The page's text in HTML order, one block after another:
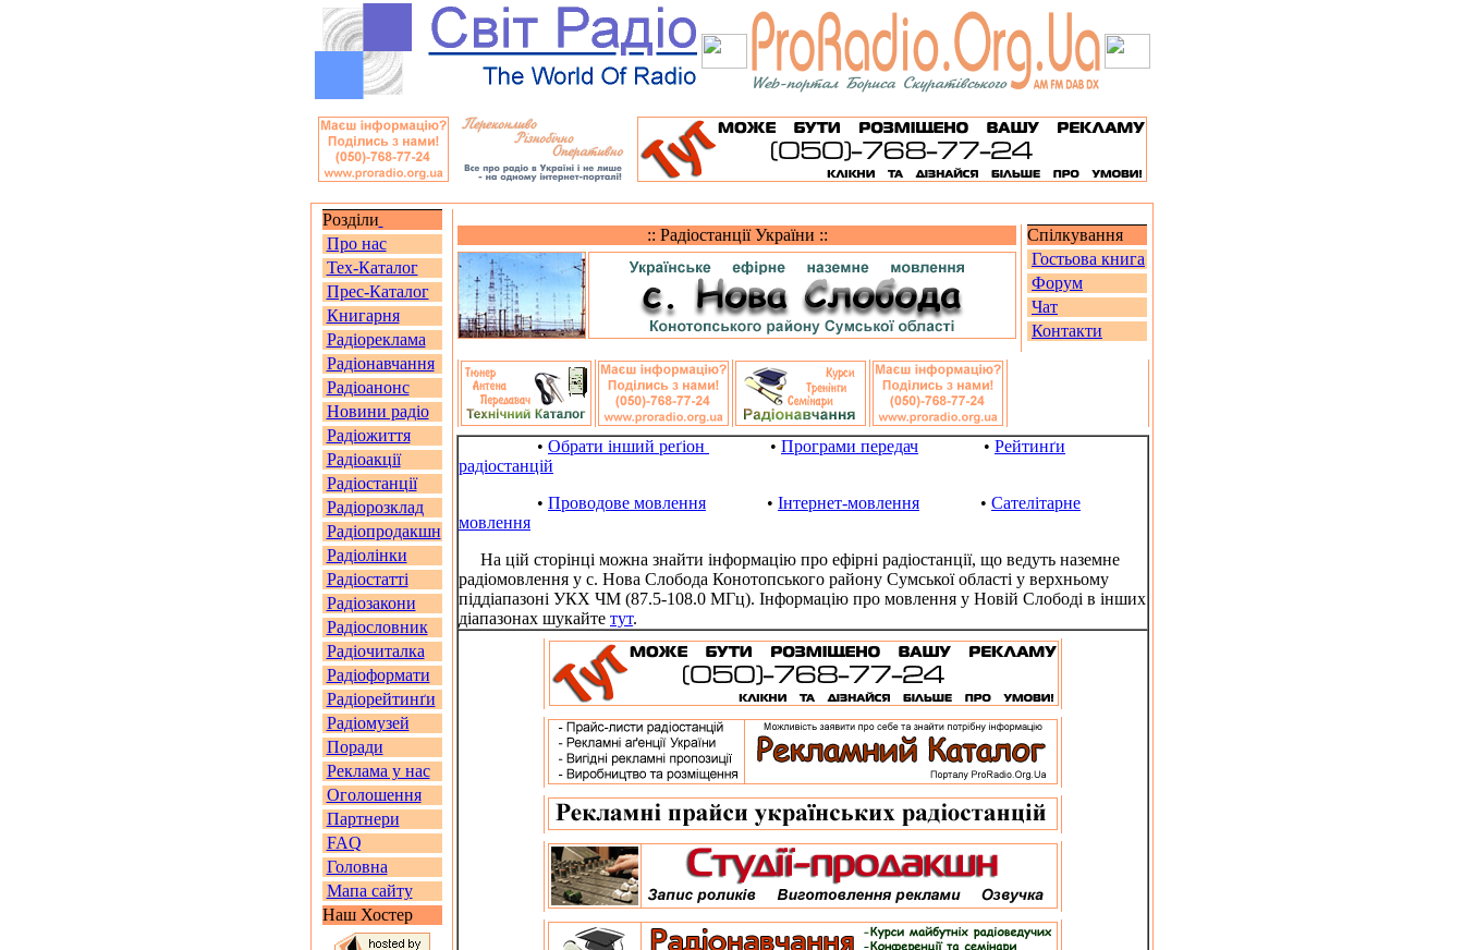
Розділи
Про нас
Тех-Каталог
Прес-Каталог
Книгарня
Радіореклама
Радіонавчання
Радіоанонс
Новини радіо
Радіожиття
Радіоакції
Радіостанції
Радіорозклад
Радіопродакшн
Радіолінки
Радіостатті
Радіозакони
Радіословник
Радіочиталка
Радіоформати
Радіорейтинґи
Радіомузей
Поради
Реклама у нас
Оголошення
Партнери
FAQ
Головна
Мапа сайту
Наш Хостер
Спілкування
Гостьова книга
Форум
Чат
Контакти
:: Радіостанції України ::
• Обрати інший реґіон • Програми передач • Рейтинґи
радіостанцій
• Проводове мовлення • Інтернет-мовлення • Сателітарне
мовлення
На цій сторінці можна знайти інформацію про ефірні радіостанції, що ведуть наземне
радіомовлення у с. Нова Слобода Конотопського району Сумської області у верхньому
піддіапазоні УКХ ЧМ (87.5-108.0 МГц). Інформацію про мовлення у Новій Слободі в інших
діапазонах шукайте тут.